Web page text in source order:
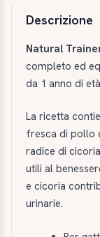
Descrizione
Natural
completo ed
da 1 anno di
La ricetta
fresca di pollo
radice di
utili al
e cicoria
urinarie.